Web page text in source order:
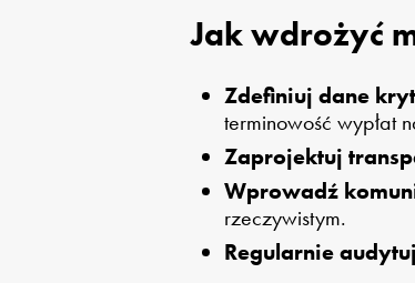
Jak wdrożyć
Zdefiniuj dane
terminowość wypłat
Zaprojektuj
Wprowadź
rzeczywistym.
Regularnie